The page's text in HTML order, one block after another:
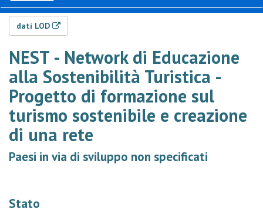
dati LOD
NEST - Network di Educazione
alla Sostenibilità Turistica -
Progetto di formazione sul
turismo sostenibile e creazione
di una rete
Paesi in via di sviluppo non specificati
Stato